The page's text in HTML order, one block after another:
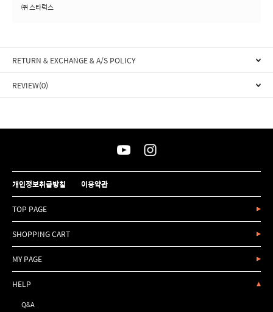
㈜ 스타럭스
RETURN & EXCHANGE & A/S POLICY
REVIEW(0)
개인정보취급방침 이용약관
TOP PAGE
SHOPPING CART
MY PAGE
HELP
Q&A